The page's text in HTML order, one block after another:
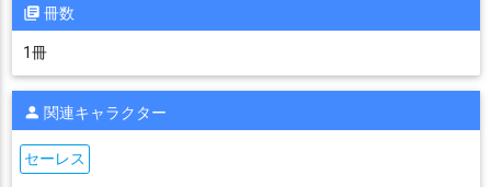
冊数
1冊
関連キャラクター
セーレス